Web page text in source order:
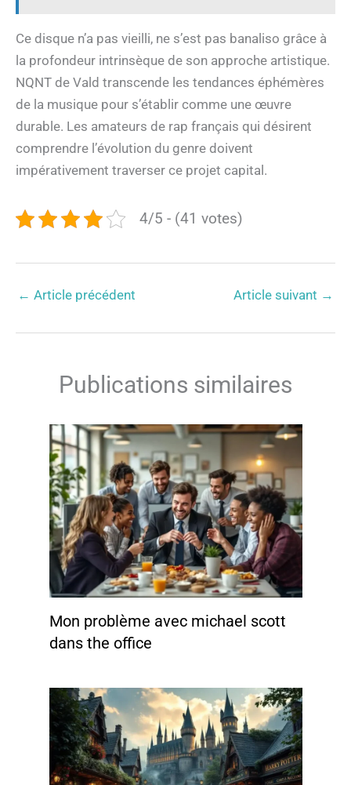
Ce disque n’a pas vieilli, ne s’est pas banaliso grâce à
la profondeur intrinsèque de son approche artistique.
NQNT de Vald transcende les tendances éphémères
de la musique pour s’établir comme une œuvre
durable. Les amateurs de rap français qui désirent
comprendre l’évolution du genre doivent
impérativement traverser ce projet capital.
4/5 - (41 votes)
← Article précédent Article suivant →
Publications similaires
Mon problème avec michael scott
dans the office